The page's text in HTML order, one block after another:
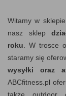
Witamy w
nasz sklep
roku . W trosce
staramy się
wysyłki oraz
ABCfitness.pl
także outdoor